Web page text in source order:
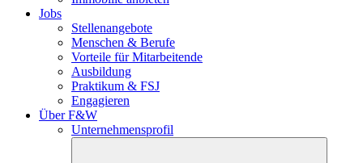
Jobs
Stellenangebote
Menschen & Berufe
Vorteile für Mitarbeitende
Ausbildung
Praktikum & FSJ
Engagieren
Über F&W
Unternehmensprofil